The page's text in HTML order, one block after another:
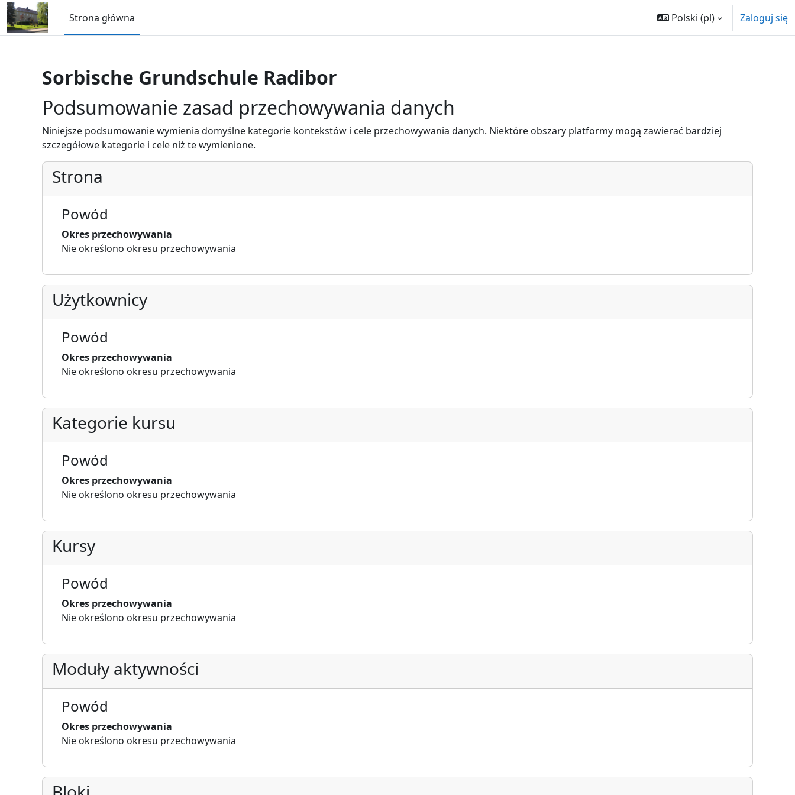
Przejdź do głównej zawartości
Strona główna
Polski ‎(pl)‎ Zaloguj się
Sorbische Grundschule Radibor
Podsumowanie zasad przechowywania danych
Niniejsze podsumowanie wymienia domyślne kategorie kontekstów i cele przechowywania danych. Niektóre obszary platformy mogą zawierać bardziej
szczegółowe kategorie i cele niż te wymienione.
Strona
Powód
Okres przechowywania
Nie określono okresu przechowywania
Użytkownicy
Powód
Okres przechowywania
Nie określono okresu przechowywania
Kategorie kursu
Powód
Okres przechowywania
Nie określono okresu przechowywania
Kursy
Powód
Okres przechowywania
Nie określono okresu przechowywania
Moduły aktywności
Powód
Okres przechowywania
Nie określono okresu przechowywania